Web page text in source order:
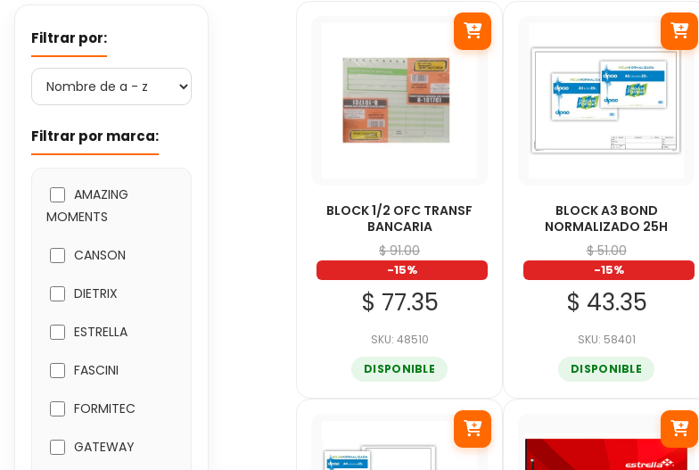
Filtrar por:
Filtrar por marca:
AMAZING
MOMENTS
CANSON
DIETRIX
ESTRELLA
FASCINI
FORMITEC
GATEWAY
BLOCK 1/2 OFC TRANSF
BANCARIA
$ 91.00
-15%
$ 77.35
SKU: 48510
DISPONIBLE
BLOCK A3 BOND
NORMALIZADO 25H
$ 51.00
-15%
$ 43.35
SKU: 58401
DISPONIBLE